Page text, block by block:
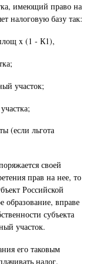
имеющий право на
налоговую базу так:
x (1 - К1),
участок;
(если льгота
своей
прав на нее, то
Российской
образование, вправе
субъекта
участок.
его таковым
налог.